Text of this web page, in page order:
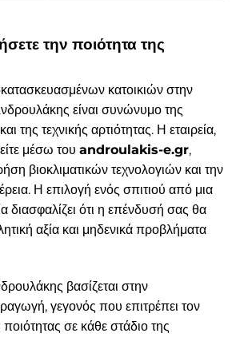
την ποιότητα της
κατοικιών στην
είναι συνώνυμο της
της τεχνικής αρτιότητας. Η εταιρεία,
μέσω του androulakis-e.gr,
βιοκλιματικών τεχνολογιών και την
Η επιλογή ενός σπιτιού από μια
διασφαλίζει ότι η επένδυσή σας θα
αξία και μηδενικά προβλήματα
βασίζεται στην
γεγονός που επιτρέπει τον
σε κάθε στάδιο της